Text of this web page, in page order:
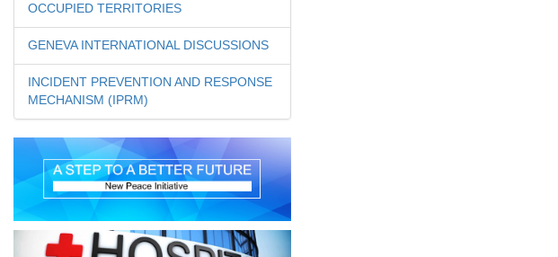
OCCUPIED TERRITORIES
GENEVA INTERNATIONAL DISCUSSIONS
INCIDENT PREVENTION AND RESPONSE
MECHANISM (IPRM)